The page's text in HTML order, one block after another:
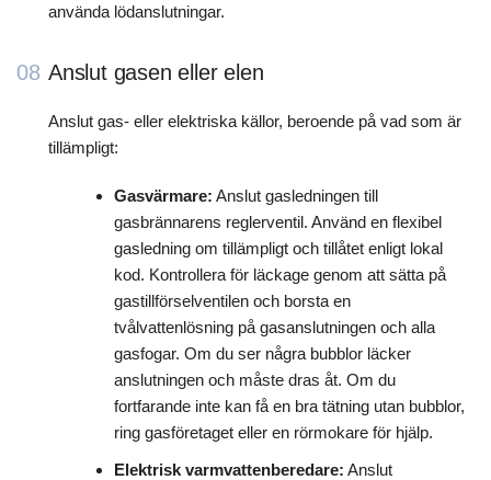
använda lödanslutningar.
08 Anslut gasen eller elen
Anslut gas- eller elektriska källor, beroende på vad som är
tillämpligt:
Gasvärmare: Anslut gasledningen till
gasbrännarens reglerventil. Använd en flexibel
gasledning om tillämpligt och tillåtet enligt lokal
kod. Kontrollera för läckage genom att sätta på
gastillförselventilen och borsta en
tvålvattenlösning på gasanslutningen och alla
gasfogar. Om du ser några bubblor läcker
anslutningen och måste dras åt. Om du
fortfarande inte kan få en bra tätning utan bubblor,
ring gasföretaget eller en rörmokare för hjälp.
Elektrisk varmvattenberedare: Anslut